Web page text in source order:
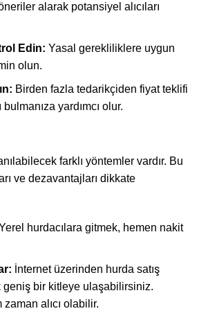
alarak potansiyel alıcıları
Edin: Yasal gerekliliklere uygun
olun.
Birden fazla tedarikçiden fiyat teklifi
yardımcı olur.
farklı yöntemler vardır. Bu
ve dezavantajları dikkate
hurdacılara gitmek, hemen nakit
İnternet üzerinden hurda satış
bir kitleye ulaşabilirsiniz.
alıcı olabilir.